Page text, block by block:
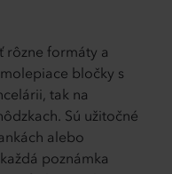
rôzne formáty a
bločky s
tak na
Sú užitočné
alebo
poznámka